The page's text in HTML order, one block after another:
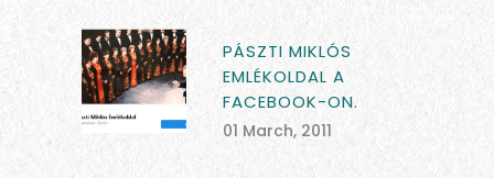
PÁSZTI MIKLÓS
EMLÉKOLDAL A
FACEBOOK-ON.
01 March, 2011